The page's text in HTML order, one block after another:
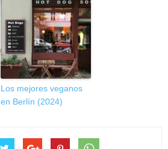
Los mejores veganos
en Berlín (2024)